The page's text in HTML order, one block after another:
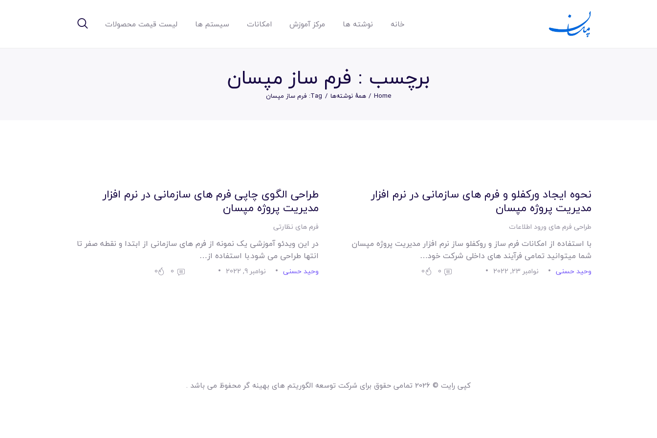
خانه نوشته ها مرکز آموزش امکانات سیستم ها لیست قیمت محصولات
برچسب : فرم ساز مپسان
Home همهٔ نوشته‌ها Tag: فرم ساز مپسان
مرکز آموزش
امکانات
سیستم ها
نحوه ایجاد ورکفلو و فرم های سازمانی در نرم افزار
مدیریت پروژه مپسان
طراحی فرم های ورود اطلاعات
با استفاده از امکانات فرم ساز و روکفلو ساز نرم افزار مدیریت پروژه مپسان
شما میتوانید تمامی فرآیند های داخلی شرکت خود…
وحید حسنی نوامبر 23, 2022 0
0
طراحی الگوی چاپی فرم های سازمانی در نرم افزار
مدیریت پروژه مپسان
فرم های نظارتی
در این ویدئو آموزشی یک نمونه از فرم های سازمانی از ابتدا و نقطه صفر تا
انتها طراحی می شود.با استفاده از…
وحید حسنی نوامبر 9, 2022 0
0
کپی رایت © 2026 تمامی حقوق برای شرکت توسعه الگوریتم های بهینه گر محفوظ می باشد .